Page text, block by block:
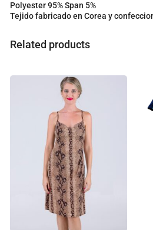
t
o
a
Polyester 95% Span 5%
Tejido fabricado en Corea y
Related products